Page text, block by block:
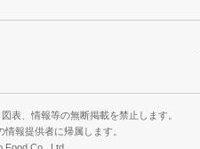
表、情報等の無断掲載を禁止します。
報提供者に帰属します。